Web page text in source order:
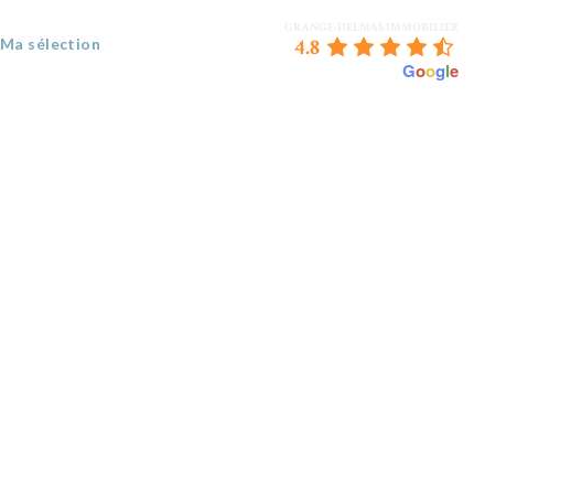
Ma sélection 4.8
Google